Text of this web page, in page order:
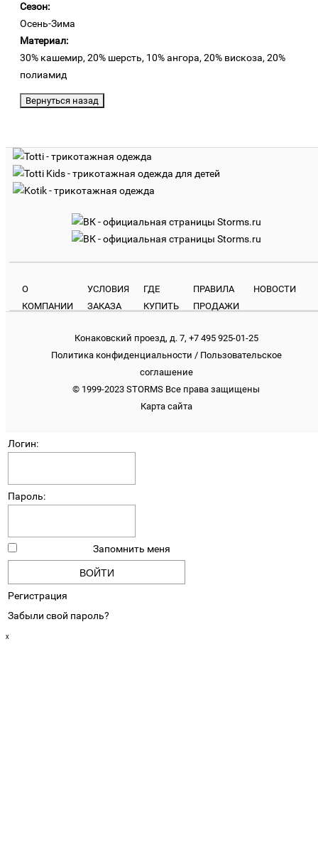
Сезон:
Осень-Зима
Материал:
30% кашемир, 20% шерсть, 10% ангора, 20% вискоза, 20%
полиамид
О
КОМПАНИИ
УСЛОВИЯ
ЗАКАЗА
ГДЕ
КУПИТЬ
ПРАВИЛА
ПРОДАЖИ
НОВОСТИ
Конаковский проезд, д. 7, +7 495 925-01-25
Политика конфиденциальности / Пользовательское
соглашение
© 1999-2023 STORMS Все права защищены
Карта сайта
Логин:
Пароль:
Запомнить меня
Регистрация
Забыли свой пароль?
ₓ